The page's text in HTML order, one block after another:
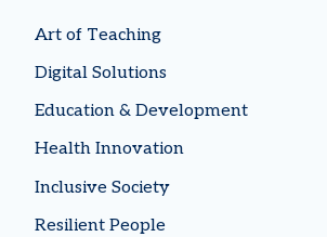
Art of Teaching
Digital Solutions
Education & Development
Health Innovation
Inclusive Society
Resilient People